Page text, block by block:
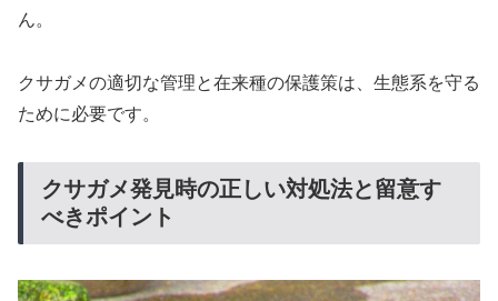
ん。
クサガメの適切な管理と在来種の保護策は、生態系を守る
ために必要です。
クサガメ発見時の正しい対処法と留意す
べきポイント